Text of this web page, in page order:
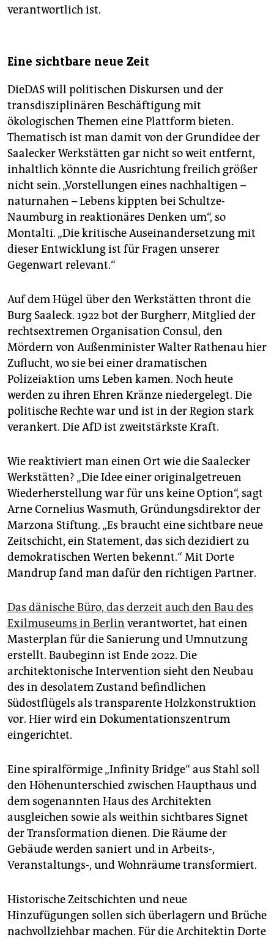
verantwortlich ist.
Eine sichtbare neue Zeit
DieDAS will politischen Diskursen und der
transdisziplinären Beschäftigung mit
ökologischen Themen eine Plattform bieten.
Thematisch ist man damit von der Grundidee der
Saal­ecker Werkstätten gar nicht so weit entfernt,
inhaltlich könnte die Ausrichtung freilich größer
nicht sein. „Vorstellungen eines nachhaltigen –
naturnahen – Lebens kippten bei Schultze-
Naumburg in reaktionäres Denken um“, so
Montalti. „Die kritische Auseinandersetzung mit
dieser Entwicklung ist für Fragen unserer
Gegenwart relevant.“
Auf dem Hügel über den Werkstätten thront die
Burg Saaleck. 1922 bot der Burgherr, Mitglied der
rechtsextremen Organisation Consul, den
Mördern von Außenminister Walter Rathenau hier
Zuflucht, wo sie bei einer dramatischen
Polizeiaktion ums Leben kamen. Noch heute
werden zu ihren Ehren Kränze niedergelegt. Die
politische Rechte war und ist in der Region stark
verankert. Die AfD ist zweitstärkste Kraft.
Wie reaktiviert man einen Ort wie die Saalecker
Werkstätten? „Die Idee einer originalgetreuen
Wiederherstellung war für uns keine Option“, sagt
Arne Cornelius Wasmuth, Gründungsdirektor der
Marzona Stiftung. „Es braucht eine sichtbare neue
Zeitschicht, ein Statement, das sich dezidiert zu
demokratischen Werten bekennt.“ Mit Dorte
Mandrup fand man dafür den richtigen Partner.
Das dänische Büro, das derzeit auch den Bau des
Exilmuseums in Berlin verantwortet, hat einen
Masterplan für die Sanierung und Umnutzung
erstellt. Baubeginn ist Ende 2022. Die
architektonische Intervention sieht den Neubau
des in desolatem Zustand befindlichen
Südostflügels als transparente Holzkonstruktion
vor. Hier wird ein Dokumenta­tionszentrum
eingerichtet.
Eine spiralförmige „Infinity Bridge“ aus Stahl soll
den Höhenunterschied zwischen Haupthaus und
dem sogenannten Haus des Architekten
ausgleichen sowie als weithin sichtbares Signet
der Transformation dienen. Die Räume der
Gebäude werden saniert und in Arbeits-,
Veranstaltungs-, und Wohnräume transformiert.
Historische Zeitschichten und neue
Hinzufügungen sollen sich überlagern und Brüche
nachvollziehbar machen. Für die Architektin Dorte